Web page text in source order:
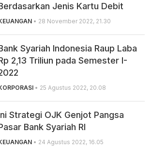
Jenis Kartu Debit
• 28 November 2022, 21.30
Syariah Indonesia Raup Laba
2,13 Triliun pada Semester I-
• 25 Agustus 2022, 20.08
Strategi OJK Genjot Pangsa
Bank Syariah RI
• 24 Agustus 2022, 16.05